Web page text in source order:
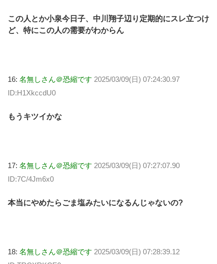
この人とか小泉今日子、中川翔子辺り定期的にスレ立つけ
ど、特にこの人の需要がわからん
16: 名無しさん＠恐縮です 2025/03/09(日) 07:24:30.97
ID:H1XkccdU0
もうキツイかな
17: 名無しさん＠恐縮です 2025/03/09(日) 07:27:07.90
ID:7C/4Jm6x0
本当にやめたらごま塩みたいになるんじゃないの?
18: 名無しさん＠恐縮です 2025/03/09(日) 07:28:39.12